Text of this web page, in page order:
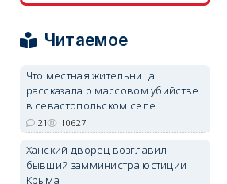
erid: 2SDnjdPjgYS
Читаемое
Что местная жительница
рассказала о массовом убийстве
в севастопольском селе
21 10627
Ханский дворец возглавил
бывший замминистра юстиции
Крыма